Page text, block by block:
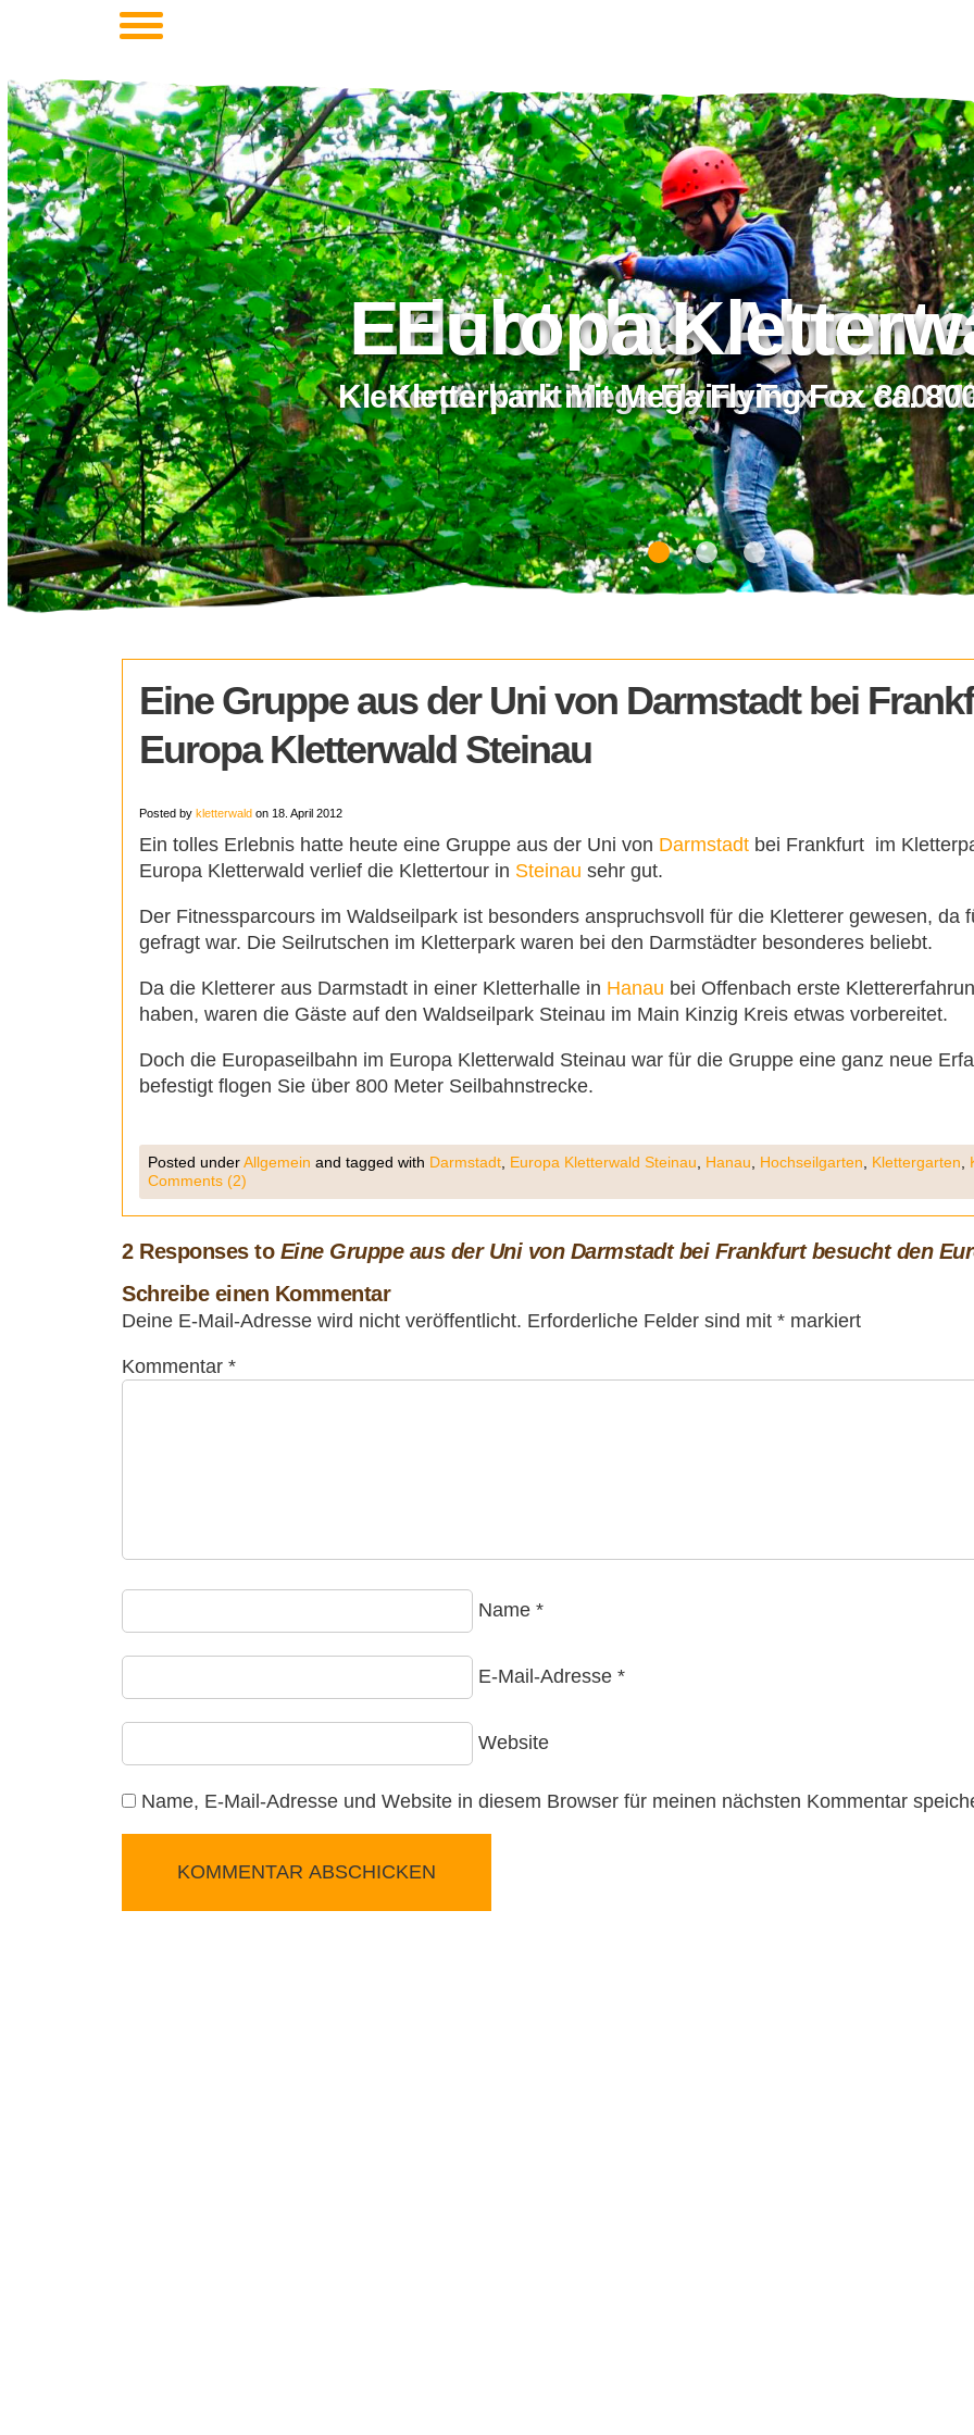
Erlebt das
Kletterpark mit Mega Flying
Europa
Kletterpark mit Mega Flying Fox ca.
Eine Gruppe aus der Uni von Darmstadt bei
Europa Kletterwald Steinau
Posted by kletterwald on 18. April 2012
Ein tolles Erlebnis hatte heute eine Gruppe aus der Uni von Darmstadt bei Frankfurt im
Europa Kletterwald verlief die Klettertour in Steinau sehr gut.
Der Fitnessparcours im Waldseilpark ist besonders anspruchsvoll für die Kletterer gewesen, da
gefragt war. Die Seilrutschen im Kletterpark waren bei den Darmstädter besonderes beliebt.
Da die Kletterer aus Darmstadt in einer Kletterhalle in Hanau bei Offenbach erste
haben, waren die Gäste auf den Waldseilpark Steinau im Main Kinzig Kreis etwas vorbereitet.
Doch die Europaseilbahn im Europa Kletterwald Steinau war für die Gruppe eine ganz neue
befestigt flogen Sie über 800 Meter Seilbahnstrecke.
Posted underAllgemein and tagged with Darmstadt Europa Kletterwald Steinau Hanau Hochseilgarten Klettergarten
Comments (2)
2 Responses to Eine Gruppe aus der Uni von Darmstadt bei Frankfurt besucht den
Schreibe einen Kommentar
Deine E-Mail-Adresse wird nicht veröffentlicht. Erforderliche Felder sind mit * markiert
Kommentar *
Name *
E-Mail-Adresse *
Website
Name, E-Mail-Adresse und Website in diesem Browser für meinen nächsten Kommentar